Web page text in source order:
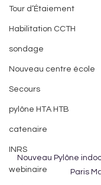
Tour d’Étaiement
Habilitation CCTH
sondage
Nouveau centre école
Secours
pylône HTA HTB
catenaire
INRS
webinaire
Nouveau Pylône
Paris